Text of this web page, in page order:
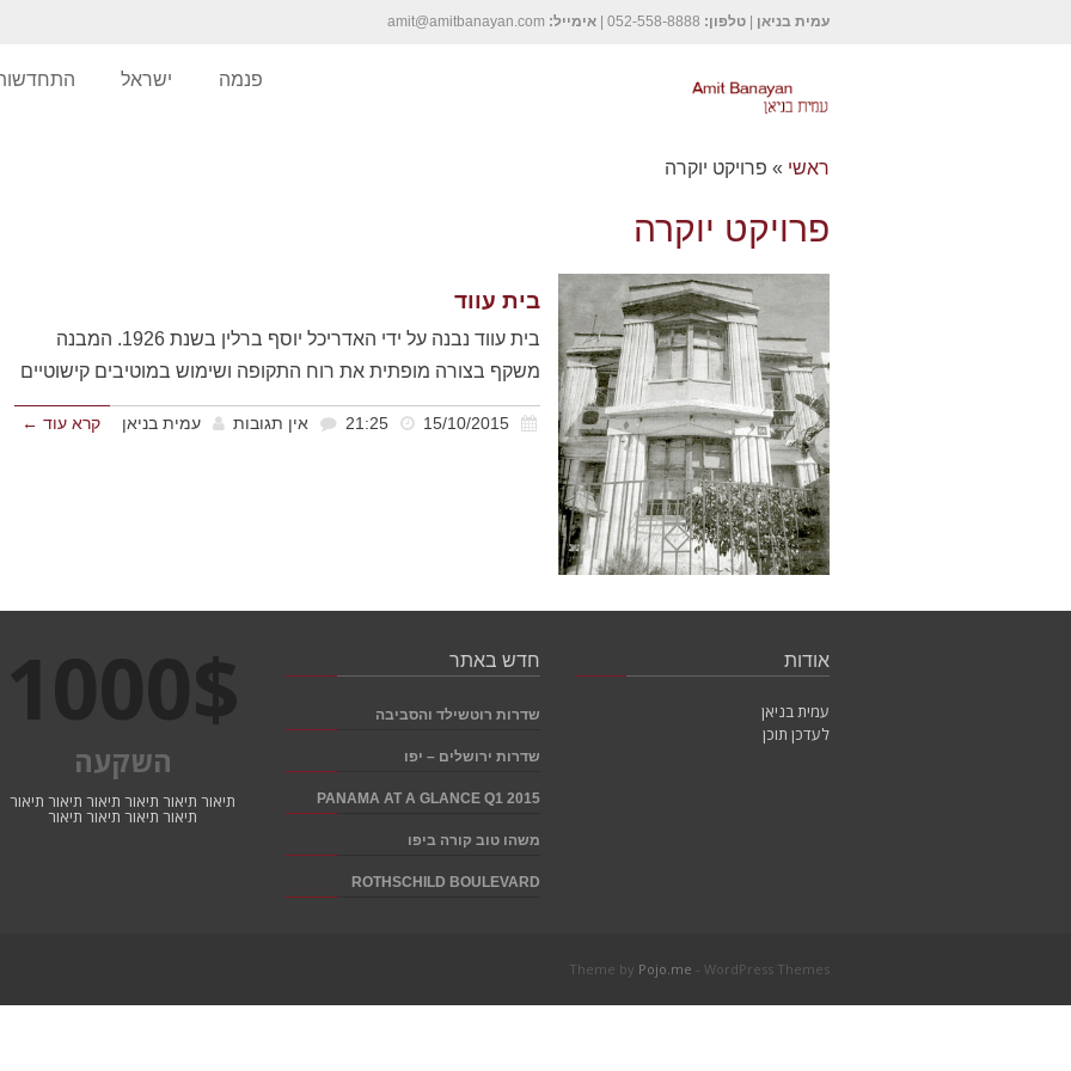
עמית בניאן טלפון: אימייל: amit@amitbanayan.com
פנמה ישראל התחדשות
ראשי » פרויקט יוקרה
פרויקט יוקרה
בית עווד
בית עווד נבנה על ידי האדריכל יוסף ברלין בשנת 1926. המבנה
משקף בצורה מופתית את רוח התקופה ושימוש במוטיבים קישוטיים
15/10/2015
21:25 אין תגובות עמית בניאן קרא עוד ←
אודות
עמית בניאן
לעדכן תוכן
חדש באתר
שדרות רוטשילד והסביבה
שדרות ירושלים – יפו
PANAMA AT A GLANCE Q1 2015
משהו טוב קורה ביפו
ROTHSCHILD BOULEVARD
1000$
השקעה
תיאור תיאור תיאור תיאור תיאור תיאור
תיאור תיאור תיאור תיאור
Theme by Pojo.me - WordPress Themes